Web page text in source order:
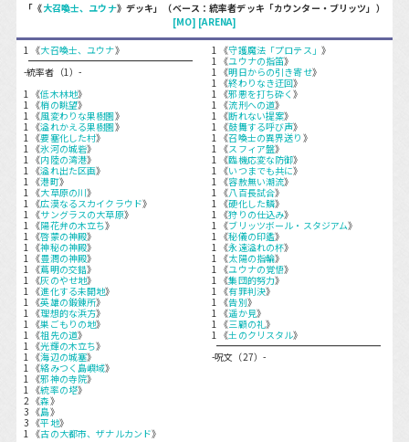
「《大召喚士、ユウナ》デッキ」（ベース：統率者デッキ「カウンター・ブリッツ」）
[MO] [ARENA]
1 《大召喚士、ユウナ》
-統率者（1）-
1 《低木林地》
1 《梢の眺望》
1 《風変わりな果樹園》
1 《溢れかえる果樹園》
1 《要塞化した村》
1 《氷河の城砦》
1 《内陸の湾港》
1 《溢れ出た区画》
1 《港町》
1 《大草原の川》
1 《広漠なるスカイクラウド》
1 《サングラスの大草原》
1 《陽花弁の木立ち》
1 《啓蒙の神殿》
1 《神秘の神殿》
1 《豊潤の神殿》
1 《蔦明の交錯》
1 《灰のやせ地》
1 《進化する未開地》
1 《英雄の鍛錬所》
1 《理想的な浜方》
1 《巣ごもりの地》
1 《祖先の道》
1 《光輝の木立ち》
1 《海辺の城塞》
1 《絡みつく島嶼域》
1 《邪神の寺院》
1 《統率の塔》
2 《森》
3 《島》
3 《平地》
1 《古の大都市、ザナルカンド》
1 《守護魔法「プロテス」 》
1 《ユウナの指笛》
1 《明日からの引き寄せ》
1 《終わりなき迂回》
1 《邪悪を打ち砕く》
1 《流刑への道》
1 《断れない提案》
1 《鼓舞する呼び声》
1 《召喚士の異界送り 》
1 《スフィア盤》
1 《臨機応変な防御》
1 《いつまでも共に》
1 《容赦無い潮流》
1 《八百長試合》
1 《硬化した鱗》
1 《狩りの仕込み》
1 《ブリッツボール・スタジアム》
1 《秘儀の印鑑》
1 《永遠溢れの杯》
1 《太陽の指輪》
1 《ユウナの覚悟》
1 《集団的努力》
1 《有罪判決》
1 《告別》
1 《遥か見》
1 《三顧の礼》
1 《土のクリスタル》
-呪文（27）-